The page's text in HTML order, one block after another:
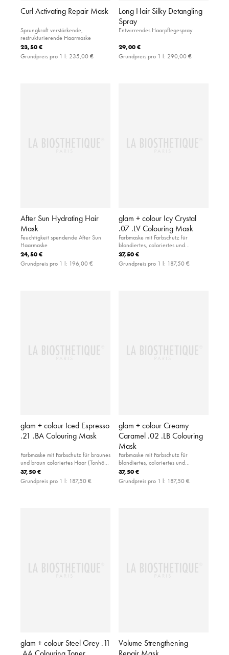
Curl Activating Repair Mask
Sprungkraft verstärkende,
restrukturierende Haarmaske
23,50 €
Grundpreis pro 1 l: 235,00 €
Long Hair Silky Detangling
Spray
Entwirrendes Haarpflegespray
29,00 €
Grundpreis pro 1 l: 290,00 €
After Sun Hydrating Hair
Mask
Feuchtigkeit spendende After Sun
Haarmaske
24,50 €
Grundpreis pro 1 l: 196,00 €
glam + colour Icy Crystal
.07 .LV Colouring Mask
Farbmaske mit Farbschutz für
blondiertes, coloriertes und
naturblondes Haar (Tonhöhe 8-11).
37,50 €
Grundpreis pro 1 l: 187,50 €
glam + colour Iced Espresso
.21 .BA Colouring Mask
Farbmaske mit Farbschutz für braunes
und braun coloriertes Haar (Tonhöhe
3-7).
37,50 €
Grundpreis pro 1 l: 187,50 €
glam + colour Creamy
Caramel .02 .LB Colouring
Mask
Farbmaske mit Farbschutz für
blondiertes, coloriertes und
naturblondes Haar (Tonhöhe 8-11).
37,50 €
Grundpreis pro 1 l: 187,50 €
glam + colour Steel Grey .11
Volume Strengthening